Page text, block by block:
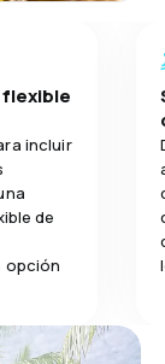
incluir
de
opción